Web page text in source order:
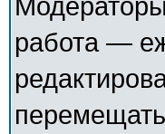
работа —